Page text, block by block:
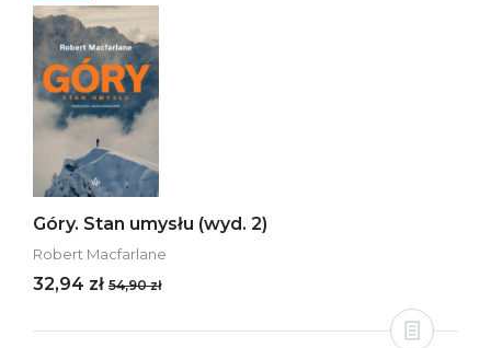
Góry. Stan umysłu (wyd. 2)
Robert Macfarlane
32,94 zł 54,90 zł